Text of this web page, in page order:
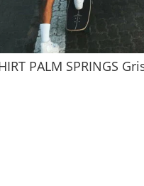
PALM SPRINGS